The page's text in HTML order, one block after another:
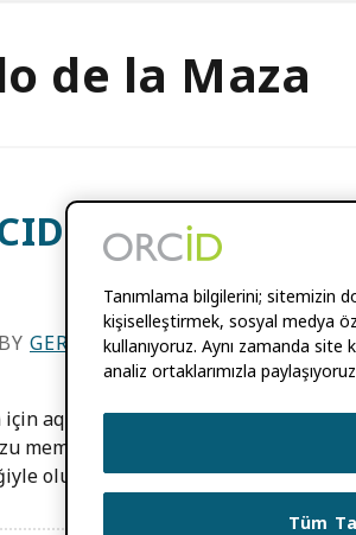
de la Maza
Şili
BY GERARDO DE LA MAZA
aquí'ye tıklayın. Mart 2022'de
memnuniyetle karşıladık—ORCID-
oluşturulmuştur.
Tanımlama bilgilerini; sitemizin
kişiselleştirmek, sosyal medya
kullanıyoruz. Aynı zamanda site
analiz ortaklarımızla
Tüm